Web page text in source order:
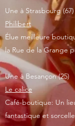
Une à Strasbourg (67)
Philibert
Élue meilleure
la Rue de la Grange
Une à Besançon (25)
Le calice
Café-boutique: Un
fantastique et